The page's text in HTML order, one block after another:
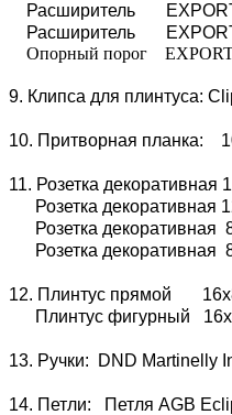
Расширитель
Расширитель
Опорный порог
9. Клипса для плинтуса:
10. Притворная планка:
11. Розетка декоративная
Розетка декоративная
Розетка декоративная
Розетка декоративная
12. Плинтус прямой
Плинтус фигурный
13. Ручки: DND Martinelly
14. Петли: Петля AGB